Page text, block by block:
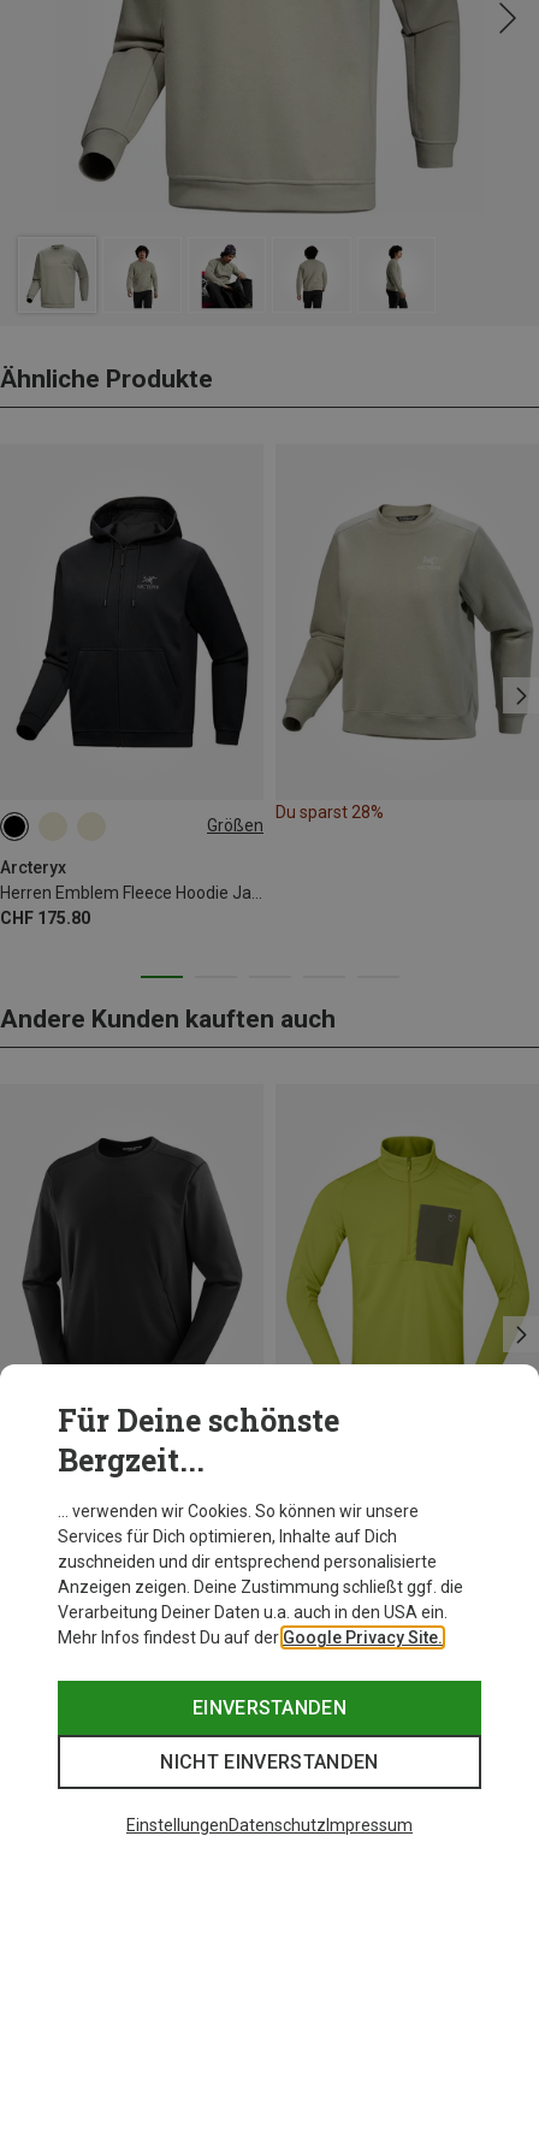
Ähnliche Produkte
Größen
Arcteryx
CHF 175.80
S
Du sparst 28%
Andere Kunden kauften auch
Du sparst 17%
Norrona
CHF 128.95
Für Deine schönste
Bergzeit...
… verwenden wir Cookies. So können wir unsere
Services für Dich optimieren, Inhalte auf Dich
zuschneiden und dir entsprechend personalisierte
Anzeigen zeigen. Deine Zustimmung schließt ggf. die
Verarbeitung Deiner Daten u.a. auch in den USA ein.
Mehr Infos findest Du auf der Google Privacy Site.
EINVERSTANDEN
NICHT EINVERSTANDEN
EinstellungenDatenschutz Impressum